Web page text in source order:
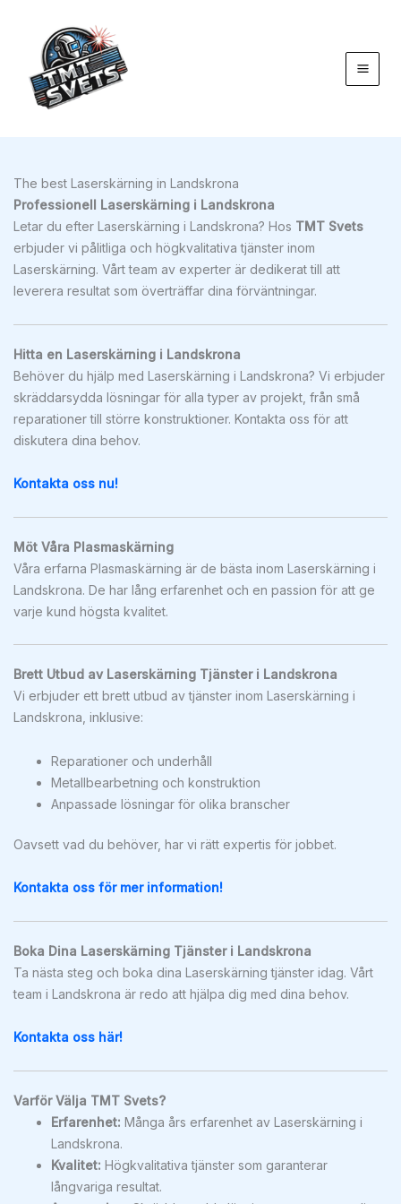
innehåll
The best Laserskärning in Landskrona
Professionell Laserskärning i Landskrona
Letar du efter Laserskärning i Landskrona? Hos TMT Svets
erbjuder vi pålitliga och högkvalitativa tjänster inom
Laserskärning. Vårt team av experter är dedikerat till att
leverera resultat som överträffar dina förväntningar.
Hitta en Laserskärning i Landskrona
Behöver du hjälp med Laserskärning i Landskrona? Vi erbjuder
skräddarsydda lösningar för alla typer av projekt, från små
reparationer till större konstruktioner. Kontakta oss för att
diskutera dina behov.
Kontakta oss nu!
Möt Våra Plasmaskärning
Våra erfarna Plasmaskärning är de bästa inom Laserskärning i
Landskrona. De har lång erfarenhet och en passion för att ge
varje kund högsta kvalitet.
Brett Utbud av Laserskärning Tjänster i Landskrona
Vi erbjuder ett brett utbud av tjänster inom Laserskärning i
Landskrona, inklusive:
Reparationer och underhåll
Metallbearbetning och konstruktion
Anpassade lösningar för olika branscher
Oavsett vad du behöver, har vi rätt expertis för jobbet.
Kontakta oss för mer information!
Boka Dina Laserskärning Tjänster i Landskrona
Ta nästa steg och boka dina Laserskärning tjänster idag. Vårt
team i Landskrona är redo att hjälpa dig med dina behov.
Kontakta oss här!
Varför Välja TMT Svets?
Erfarenhet: Många års erfarenhet av Laserskärning i
Landskrona.
Kvalitet: Högkvalitativa tjänster som garanterar
långvariga resultat.